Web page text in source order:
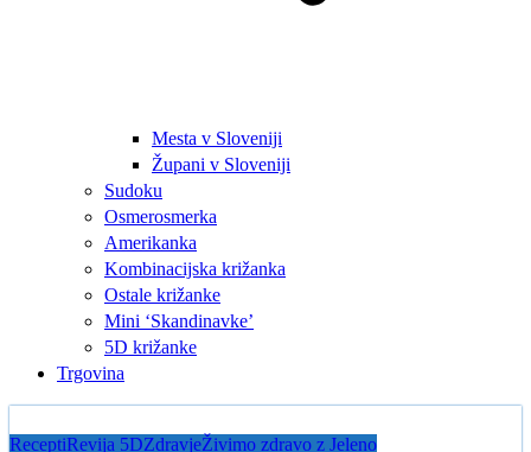
Mesta v Sloveniji
Župani v Sloveniji
Sudoku
Osmerosmerka
Amerikanka
Kombinacijska križanka
Ostale križanke
Mini ‘Skandinavke’
5D križanke
Trgovina
ReceptiRevija 5DZdravjeŽivimo zdravo z Jeleno